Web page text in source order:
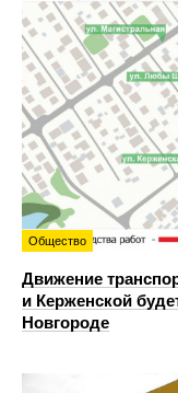
Общество
Движение
и Керженской
Новгороде